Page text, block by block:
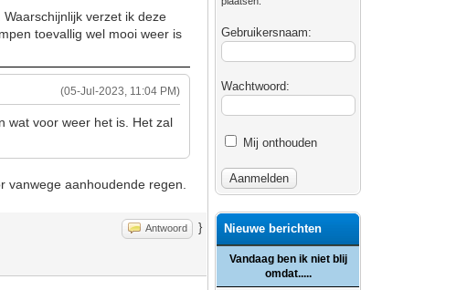
verzet ik deze
toevallig wel mooi weer is
(05-Jul-2023, 11:04 PM)
wat voor weer het is. Het zal
vanwege aanhoudende regen.
Antwoord }
Gebruikersnaam:
Wachtwoord:
Mij onthouden
Nieuwe berichten
Vandaag ben ik niet blij
omdat.....